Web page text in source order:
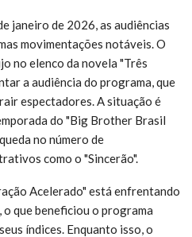
janeiro de 2026, as audiências
movimentações notáveis. O
no elenco da novela "Três
a audiência do programa, que
espectadores. A situação é
do "Big Brother Brasil
no número de
como o "Sincerão".
Acelerado" está enfrentando
que beneficiou o programa
índices. Enquanto isso, o